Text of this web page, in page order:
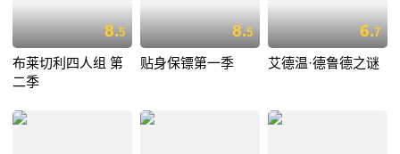
8.5
布莱切利四人组 第
二季
8.5
贴身保镖第一季
6.7
艾德温·德鲁德之谜